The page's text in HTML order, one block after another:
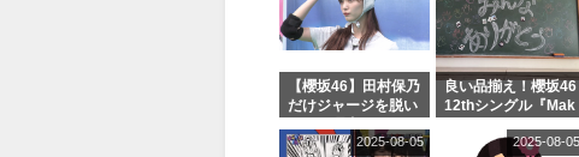
【櫻坂46】田村保乃
だけジャージを脱い
良い品揃え！櫻坂46
12thシングル『Mak
シャルグッズ絶賛販
2025-08-05 2025-08-05